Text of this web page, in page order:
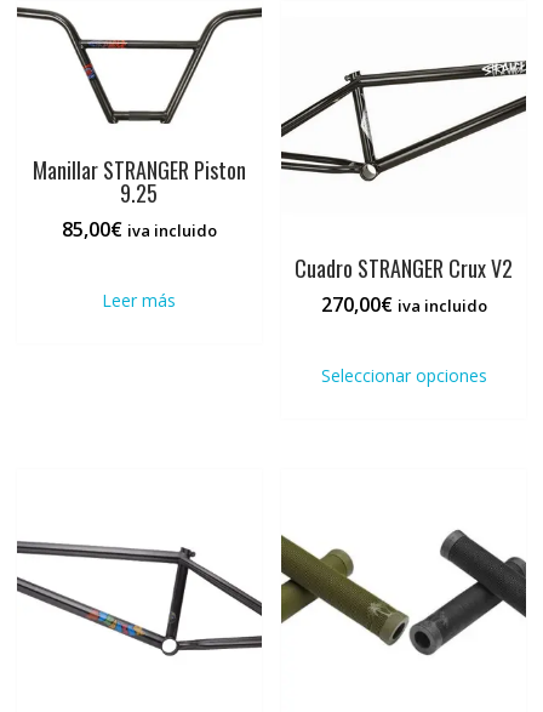
Manillar STRANGER Piston
9.25
85,00€ iva incluido
Leer más
Cuadro STRANGER Crux V2
270,00€ iva incluido
Seleccionar opciones
en